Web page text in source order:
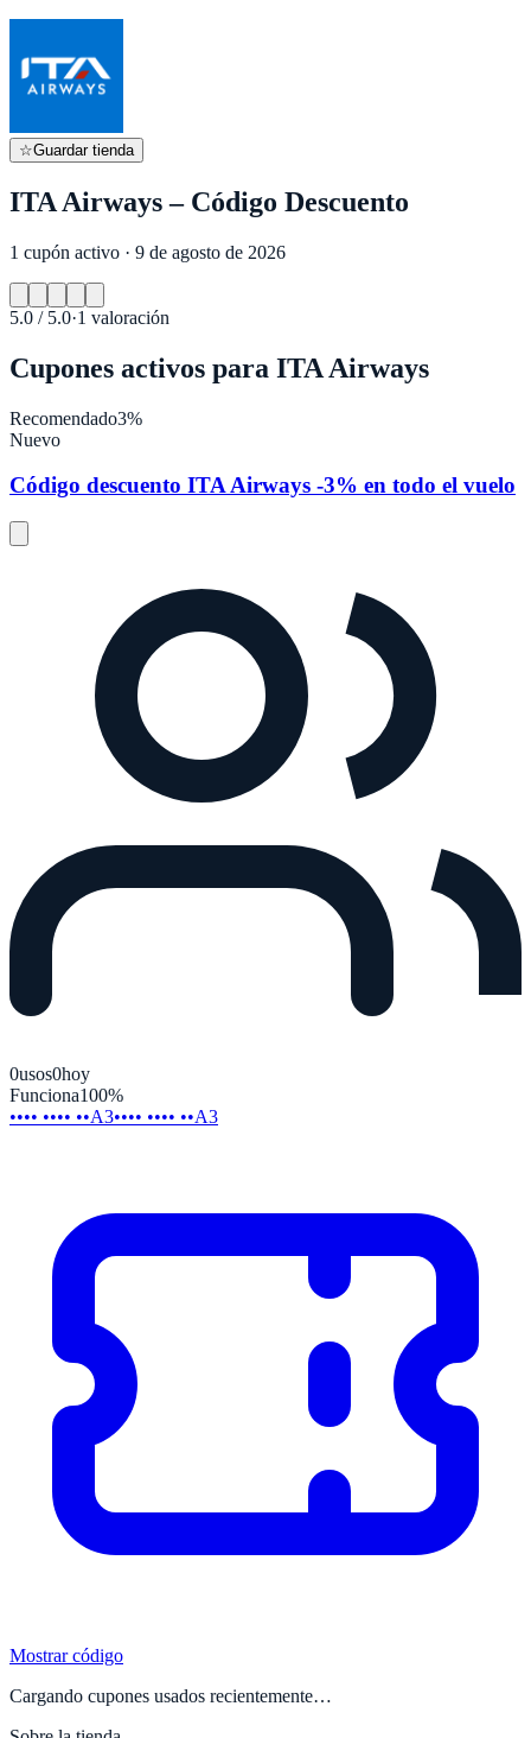
☆Guardar tienda
ITA Airways – Código Descuento
1 cupón activo · 9 de agosto de 2026
5.0 / 5.0·1 valoración
Cupones activos para ITA Airways
Recomendado3%
Nuevo
Código descuento ITA Airways -3% en todo el vuelo
0usos0hoy
Funciona100%
•••• •••• ••A3•••• •••• ••A3
Mostrar código
Cargando cupones usados recientemente…